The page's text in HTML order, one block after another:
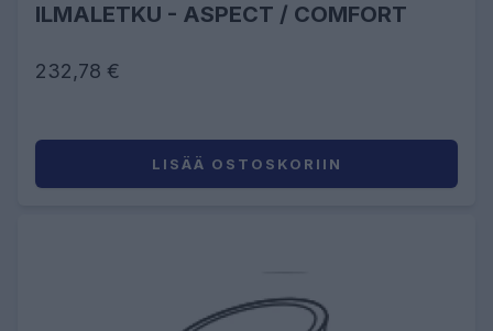
ILMALETKU - ASPECT / COMFORT
232,78 €
LISÄÄ OSTOSKORIIN